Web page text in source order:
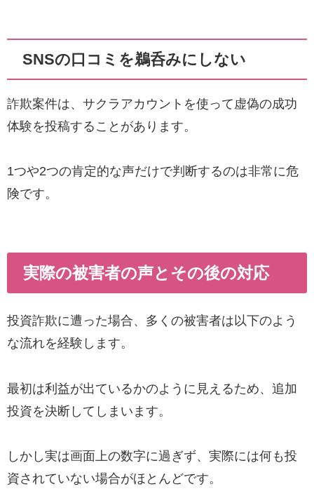
SNSの口コミを鵜呑みにしない
詐欺案件は、サクラアカウントを使って虚偽の成功
体験を投稿することがあります。
1つや2つの肯定的な声だけで判断するのは非常に危
険です。
実際の被害者の声とその後の対応
投資詐欺に遭った場合、多くの被害者は以下のよう
な流れを経験します。
最初は利益が出ているかのように見えるため、追加
投資を決断してしまいます。
しかし実は画面上の数字に過ぎず、実際には何も投
資されていない場合がほとんどです。